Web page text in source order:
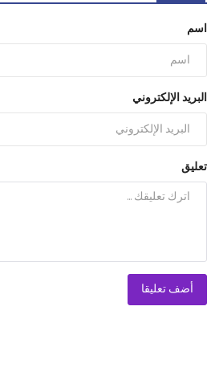
اسم
البريد الإلكتروني
تعليق
أضف تعليقا